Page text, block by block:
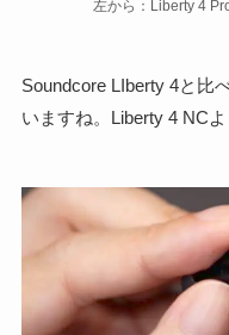
左から：Liberty 4
Soundcore LIberty 4と比
いますね。Liberty 4 NC